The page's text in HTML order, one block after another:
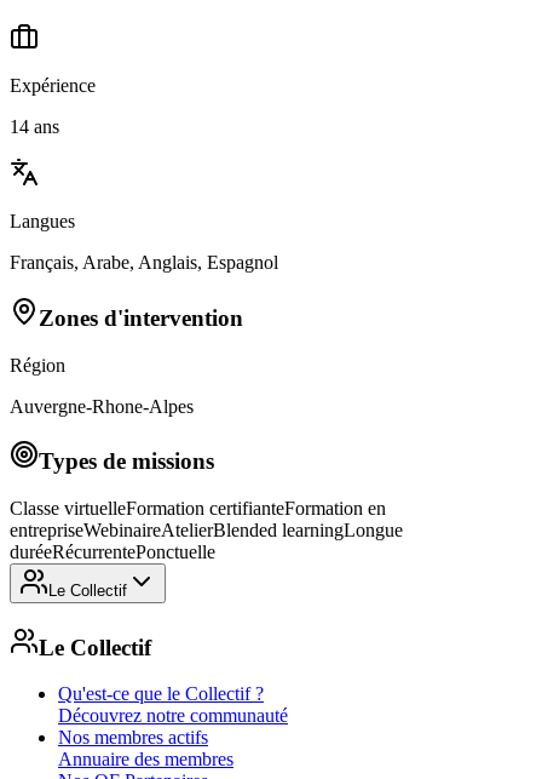
Expérience
14 ans
Langues
Français, Arabe, Anglais, Espagnol
Zones d'intervention
Région
Auvergne-Rhone-Alpes
Types de missions
Classe virtuelleFormation certifianteFormation en
entrepriseWebinaireAtelierBlended learningLongue
duréeRécurrentePonctuelle
Le Collectif
Le Collectif
Qu'est-ce que le Collectif ?
Découvrez notre communauté
Nos membres actifs
Annuaire des membres